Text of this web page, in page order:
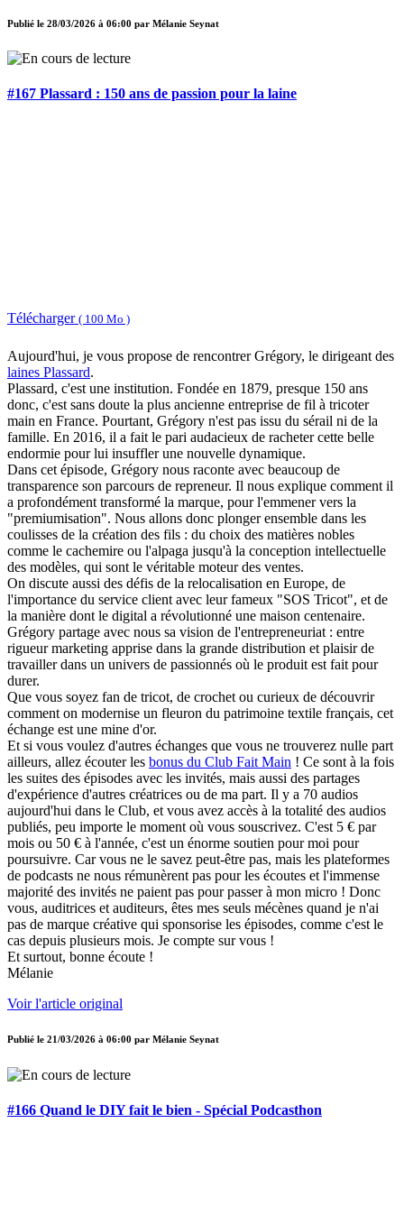
Publié le 28/03/2026 à 06:00 par Mélanie Seynat
#167 Plassard : 150 ans de passion pour la laine
Télécharger ( 100 Mo )
Aujourd'hui, je vous propose de rencontrer Grégory, le dirigeant des
laines Plassard.
Plassard, c'est une institution. Fondée en 1879, presque 150 ans
donc, c'est sans doute la plus ancienne entreprise de fil à tricoter
main en France. Pourtant, Grégory n'est pas issu du sérail ni de la
famille. En 2016, il a fait le pari audacieux de racheter cette belle
endormie pour lui insuffler une nouvelle dynamique.
Dans cet épisode, Grégory nous raconte avec beaucoup de
transparence son parcours de repreneur. Il nous explique comment il
a profondément transformé la marque, pour l'emmener vers la
"premiumisation". Nous allons donc plonger ensemble dans les
coulisses de la création des fils : du choix des matières nobles
comme le cachemire ou l'alpaga jusqu'à la conception intellectuelle
des modèles, qui sont le véritable moteur des ventes.
On discute aussi des défis de la relocalisation en Europe, de
l'importance du service client avec leur fameux "SOS Tricot", et de
la manière dont le digital a révolutionné une maison centenaire.
Grégory partage avec nous sa vision de l'entrepreneuriat : entre
rigueur marketing apprise dans la grande distribution et plaisir de
travailler dans un univers de passionnés où le produit est fait pour
durer.
Que vous soyez fan de tricot, de crochet ou curieux de découvrir
comment on modernise un fleuron du patrimoine textile français, cet
échange est une mine d'or.
Et si vous voulez d'autres échanges que vous ne trouverez nulle part
ailleurs, allez écouter les bonus du Club Fait Main ! Ce sont à la fois
les suites des épisodes avec les invités, mais aussi des partages
d'expérience d'autres créatrices ou de ma part. Il y a 70 audios
aujourd'hui dans le Club, et vous avez accès à la totalité des audios
publiés, peu importe le moment où vous souscrivez. C'est 5 € par
mois ou 50 € à l'année, c'est un énorme soutien pour moi pour
poursuivre. Car vous ne le savez peut-être pas, mais les plateformes
de podcasts ne nous rémunèrent pas pour les écoutes et l'immense
majorité des invités ne paient pas pour passer à mon micro ! Donc
vous, auditrices et auditeurs, êtes mes seuls mécènes quand je n'ai
pas de marque créative qui sponsorise les épisodes, comme c'est le
cas depuis plusieurs mois. Je compte sur vous !
Et surtout, bonne écoute !
Mélanie
Voir l'article original
Publié le 21/03/2026 à 06:00 par Mélanie Seynat
#166 Quand le DIY fait le bien - Spécial Podcasthon